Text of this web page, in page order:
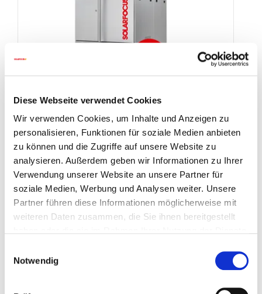
Diese Webseite verwendet Cookies
Wir verwenden Cookies, um Inhalte und Anzeigen zu
personalisieren, Funktionen für soziale Medien anbieten
zu können und die Zugriffe auf unsere Website zu
analysieren. Außerdem geben wir Informationen zu Ihrer
Verwendung unserer Website an unsere Partner für
soziale Medien, Werbung und Analysen weiter. Unsere
Partner führen diese Informationen möglicherweise mit
weiteren Daten zusammen, die Sie ihnen bereitgestellt
Notwendig
mus
Integrated electrostatic particle filter
Feed grate ensures the seamless fireing of the
fuel
Power ratings: 149, 201, 250, 299 kW
go to details